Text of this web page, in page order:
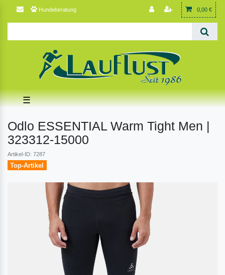
Hundeberatung 0,00 €
☰
Odlo ESSENTIAL Warm Tight Men |
323312-15000
Artikel-ID: 7287
Top-Artikel